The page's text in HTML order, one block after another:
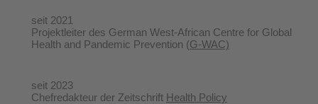
seit 2021
Projektleiter des German West-African Centre for Global
Health and Pandemic Prevention (G-WAC)
seit 2023
Chefredakteur der Zeitschrift Health Policy